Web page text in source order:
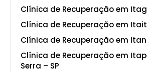
Clínica de Recuperação em
Clínica de Recuperação em
Clínica de Recuperação em
Clínica de Recuperação em
Serra – SP